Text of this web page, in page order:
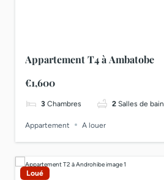
Appartement T4 à Ambatobe
€1,600
3 Chambres 2 Salles de bain
Appartement A louer
Loué